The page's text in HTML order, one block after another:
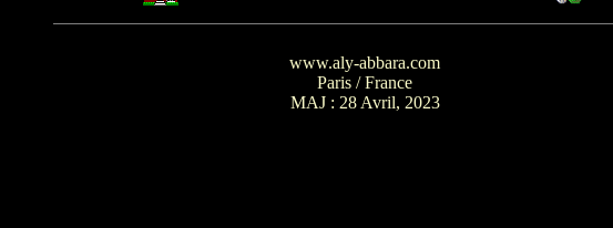
www.aly-abbara.com
Paris / France
MAJ : 28 Avril, 2023